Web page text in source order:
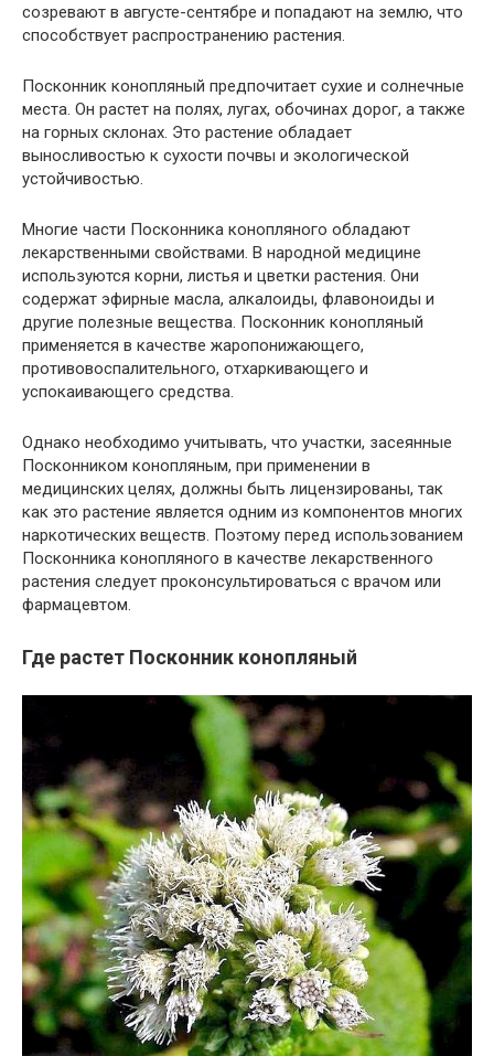
созревают в августе-сентябре и попадают на землю, что
способствует распространению растения.
Посконник конопляный предпочитает сухие и солнечные
места. Он растет на полях, лугах, обочинах дорог, а также
на горных склонах. Это растение обладает
выносливостью к сухости почвы и экологической
устойчивостью.
Многие части Посконника конопляного обладают
лекарственными свойствами. В народной медицине
используются корни, листья и цветки растения. Они
содержат эфирные масла, алкалоиды, флавоноиды и
другие полезные вещества. Посконник конопляный
применяется в качестве жаропонижающего,
противовоспалительного, отхаркивающего и
успокаивающего средства.
Однако необходимо учитывать, что участки, засеянные
Посконником конопляным, при применении в
медицинских целях, должны быть лицензированы, так
как это растение является одним из компонентов многих
наркотических веществ. Поэтому перед использованием
Посконника конопляного в качестве лекарственного
растения следует проконсультироваться с врачом или
фармацевтом.
Где растет Посконник конопляный